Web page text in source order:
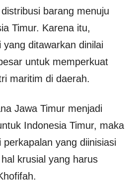
barang menuju
Timur. Karena itu,
ditawarkan dinilai
untuk memperkuat
maritim di daerah.
Jawa Timur menjadi
Indonesia Timur, maka
yang diinisiasi
krusial yang harus